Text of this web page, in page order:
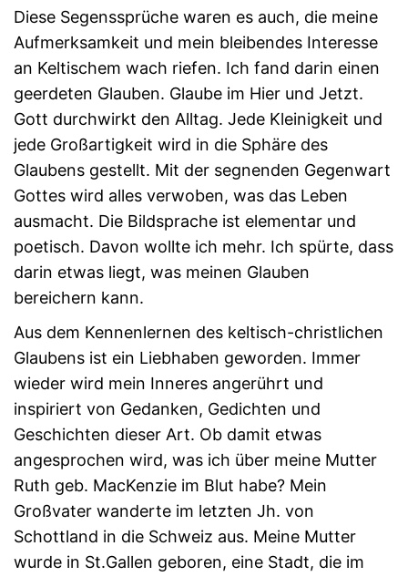
Diese Segenssprüche waren es auch, die meine
Aufmerksamkeit und mein bleibendes Interesse
an Keltischem wach riefen. Ich fand darin einen
geerdeten Glauben. Glaube im Hier und Jetzt.
Gott durchwirkt den Alltag. Jede Kleinigkeit und
jede Großartigkeit wird in die Sphäre des
Glaubens gestellt. Mit der segnenden Gegenwart
Gottes wird alles verwoben, was das Leben
ausmacht. Die Bildsprache ist elementar und
poetisch. Davon wollte ich mehr. Ich spürte, dass
darin etwas liegt, was meinen Glauben
bereichern kann.
Aus dem Kennenlernen des keltisch-christlichen
Glaubens ist ein Liebhaben geworden. Immer
wieder wird mein Inneres angerührt und
inspiriert von Gedanken, Gedichten und
Geschichten dieser Art. Ob damit etwas
angesprochen wird, was ich über meine Mutter
Ruth geb. MacKenzie im Blut habe? Mein
Großvater wanderte im letzten Jh. von
Schottland in die Schweiz aus. Meine Mutter
wurde in St.Gallen geboren, eine Stadt, die im